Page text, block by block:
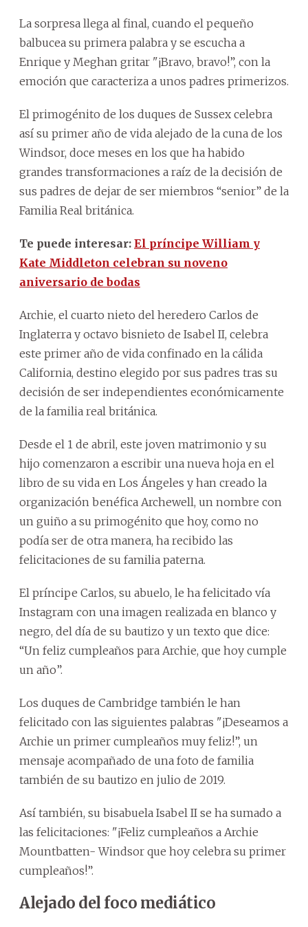
La sorpresa llega al final, cuando el pequeño
balbucea su primera palabra y se escucha a
Enrique y Meghan gritar "¡Bravo, bravo!”, con la
emoción que caracteriza a unos padres primerizos.
El primogénito de los duques de Sussex celebra
así su primer año de vida alejado de la cuna de los
Windsor, doce meses en los que ha habido
grandes transformaciones a raíz de la decisión de
sus padres de dejar de ser miembros “senior” de la
Familia Real británica.
Te puede interesar: El príncipe William y
Kate Middleton celebran su noveno
aniversario de bodas
Archie, el cuarto nieto del heredero Carlos de
Inglaterra y octavo bisnieto de Isabel II, celebra
este primer año de vida confinado en la cálida
California, destino elegido por sus padres tras su
decisión de ser independientes económicamente
de la familia real británica.
Desde el 1 de abril, este joven matrimonio y su
hijo comenzaron a escribir una nueva hoja en el
libro de su vida en Los Ángeles y han creado la
organización benéfica Archewell, un nombre con
un guiño a su primogénito que hoy, como no
podía ser de otra manera, ha recibido las
felicitaciones de su familia paterna.
El príncipe Carlos, su abuelo, le ha felicitado vía
Instagram con una imagen realizada en blanco y
negro, del día de su bautizo y un texto que dice:
“Un feliz cumpleaños para Archie, que hoy cumple
un año”.
Los duques de Cambridge también le han
felicitado con las siguientes palabras "¡Deseamos a
Archie un primer cumpleaños muy feliz!”, un
mensaje acompañado de una foto de familia
también de su bautizo en julio de 2019.
Así también, su bisabuela Isabel II se ha sumado a
las felicitaciones: "¡Feliz cumpleaños a Archie
Mountbatten- Windsor que hoy celebra su primer
cumpleaños!”.
Alejado del foco mediático